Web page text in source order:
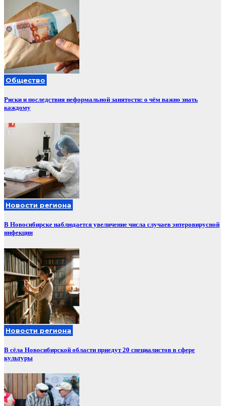
Общество
Риски и последствия неформальной занятости: о чём важно знать
каждому
Новости региона
В Новосибирске наблюдается увеличение числа случаев энтеровирусной
инфекции
Новости региона
В сёла Новосибирской области приедут 20 специалистов в сфере
культуры